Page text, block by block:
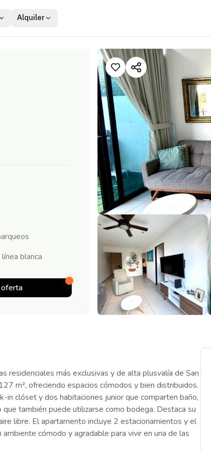
Alquiler
línea blanca
residenciales más exclusivas y de alta plusvalía de San
m², ofreciendo espacios cómodos y bien distribuidos.
in clóset y dos habitaciones junior que comparten baño,
también puede utilizarse como bodega. Destaca su
libre. El apartamento incluye 2 estacionamientos y el
cómodo y agradable para vivir en una de las